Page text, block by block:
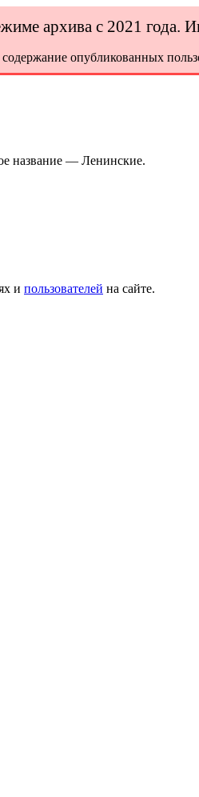
архива с 2021
опубликованных
название — Ленинские.
и пользователей на сайте.